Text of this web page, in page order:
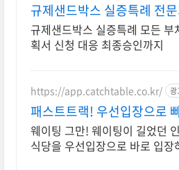
규제샌드박스 실증특례 전
항아 행정사
규제샌드박스 실증특례 모든
획서 신청 대응 최종승인까지
https://app.catchtable.co.kr/ 광
패스트트랙! 우선입장으로
게 입장!
웨이팅 그만! 웨이팅이 길었던
식당을 우선입장으로 바로 입장